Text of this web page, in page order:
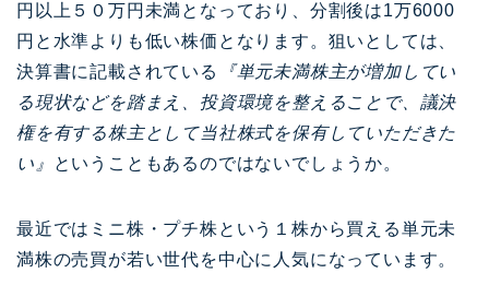
円以上５０万円未満となっており、分割後は1万6000
円と水準よりも低い株価となります。狙いとしては、
決算書に記載されている
『単元未満株主が増加してい
る現状などを踏まえ、投資環境を整えることで、議決
権を有する株主として当社株式を保有していただきた
い』
ということもあるのではないでしょうか。
最近ではミニ株・プチ株という１株から買える単元未
満株の売買が若い世代を中心に人気になっています。